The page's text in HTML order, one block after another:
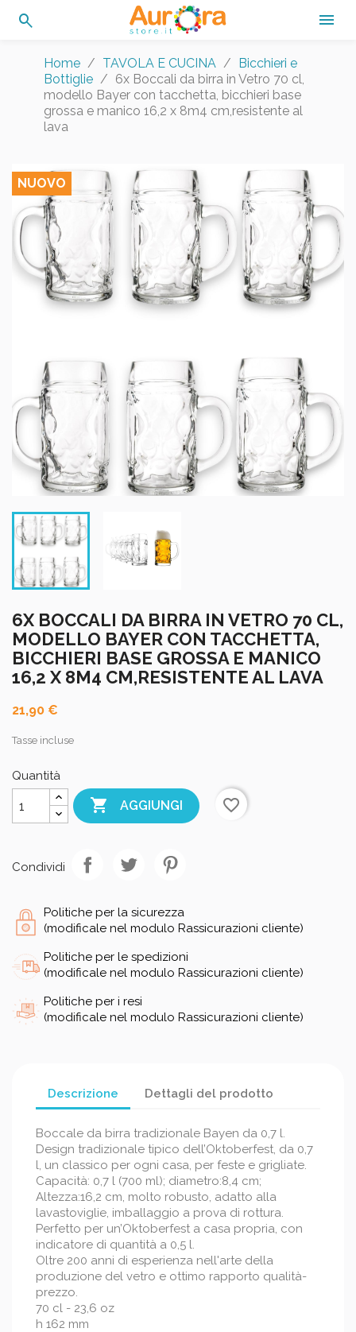
search 
Home TAVOLA E CUCINA
Bicchieri e
Bottiglie
6x Boccali da birra in Vetro 70 cl,
modello Bayer con tacchetta, bicchieri base
grossa e manico 16,2 x 8m4 cm,resistente al
lava
NUOVO
6X BOCCALI DA BIRRA IN VETRO 70 CL,
MODELLO BAYER CON TACCHETTA,
BICCHIERI BASE GROSSA E MANICO
16,2 X 8M4 CM,RESISTENTE AL LAVA
21,90 €
Tasse incluse
Quantità
 AGGIUNGI favorite_border
Condividi
Politiche per la sicurezza
(modificale nel modulo Rassicurazioni cliente)
Politiche per le spedizioni
(modificale nel modulo Rassicurazioni cliente)
Politiche per i resi
(modificale nel modulo Rassicurazioni cliente)
Descrizione Dettagli del prodotto
Boccale da birra tradizionale Bayen da 0,7 l.
Design tradizionale tipico dell’Oktoberfest, da 0,7
l, un classico per ogni casa, per feste e grigliate.
Capacità: 0,7 l (700 ml); diametro:8,4 cm;
Altezza:16,2 cm, molto robusto, adatto alla
lavastoviglie, imballaggio a prova di rottura.
Perfetto per un’Oktoberfest a casa propria, con
indicatore di quantità a 0,5 l.
Oltre 200 anni di esperienza nell'arte della
produzione del vetro e ottimo rapporto qualità-
prezzo.
70 cl - 23,6 oz
h 162 mm